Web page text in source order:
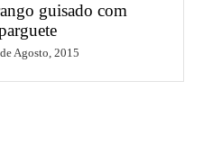
guisado com
Agosto, 2015